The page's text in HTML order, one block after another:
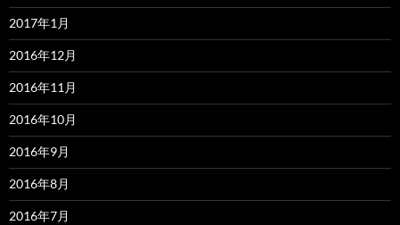
2017年1月
2016年12月
2016年11月
2016年10月
2016年9月
2016年8月
2016年7月